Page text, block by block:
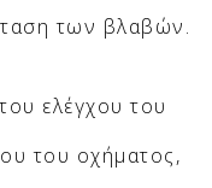
των βλαβών.
ελέγχου του
του οχήματος,